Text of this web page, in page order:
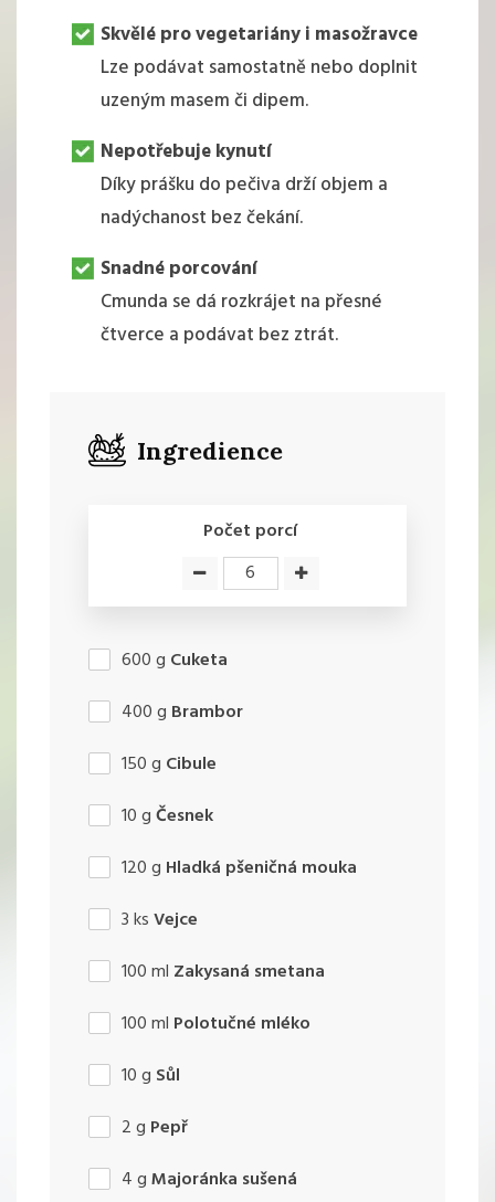
Skvělé pro vegetariány i masožravce
Lze podávat samostatně nebo doplnit
uzeným masem či dipem.
Nepotřebuje kynutí
Díky prášku do pečiva drží objem a
nadýchanost bez čekání.
Snadné porcování
Cmunda se dá rozkrájet na přesné
čtverce a podávat bez ztrát.
Ingredience
Počet porcí
600g Cuketa
400g Brambor
150g Cibule
10gČesnek
120g Hladká pšeničná mouka
3ksVejce
100ml Zakysaná smetana
100ml Polotučné mléko
10g Sůl
2g Pepř
4gMajoránka sušená